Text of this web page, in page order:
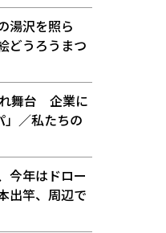
湯沢を照ら
どうろうまつ
舞台 企業に
」／私たちの
今年はドロー
出竿、周辺で